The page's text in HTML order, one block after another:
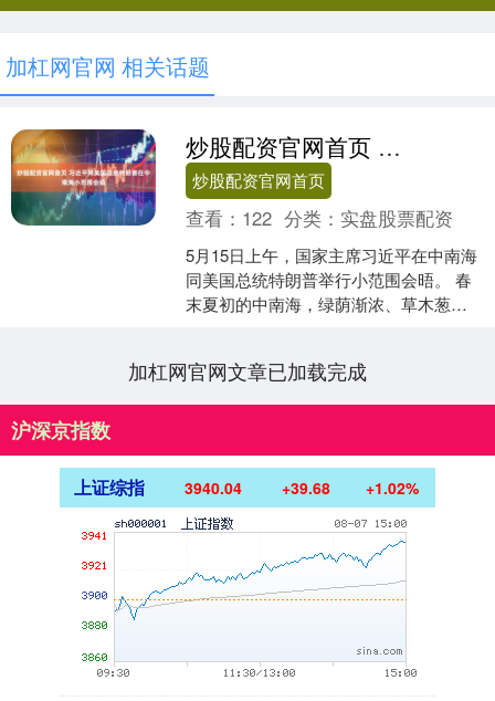
加杠网官网 相关话题
炒股配资官网首页 习近平同美国总统特朗普在中南海小范围会晤
炒股配资官网首页
查看： 122 分类： 实盘股票配资
5月15日上午，国家主席习近平在中南海
同美国总统特朗普举行小范围会晤。 春
末夏初的中南海，绿荫渐浓、草木葱
加杠网官网文章已加载完成
沪深京指数
上证综指 3940.04 +39.68 +1.02%